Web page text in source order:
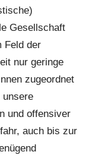
Gesellschaft
Feld der
nur geringe
zugeordnet
unsere
und offensiver
auch bis zur